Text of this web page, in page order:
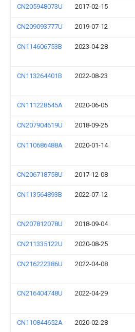
CN205948073U 2017-02-15
CN209093777U 2019-07-12
CN114606753B 2023-04-28
CN113264401B 2022-08-23
CN111228545A 2020-06-05
CN207904619U 2018-09-25
CN110686488A 2020-01-14
CN206718758U 2017-12-08
CN113564893B 2022-07-12
CN207812078U 2018-09-04
CN211335122U 2020-08-25
CN216222386U 2022-04-08
CN216404748U 2022-04-29
CN110844652A 2020-02-28